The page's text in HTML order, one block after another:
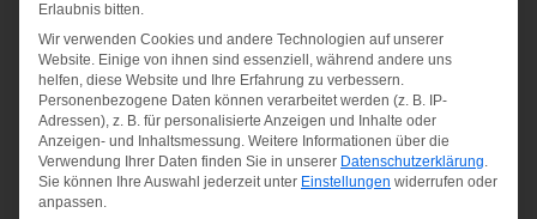
Erlaubnis bitten.
Wir verwenden Cookies und andere Technologien auf unserer
Website. Einige von ihnen sind essenziell, während andere uns
helfen, diese Website und Ihre Erfahrung zu verbessern.
Personenbezogene Daten können verarbeitet werden (z. B. IP-
Adressen), z. B. für personalisierte Anzeigen und Inhalte oder
Anzeigen- und Inhaltsmessung. Weitere Informationen über die
Verwendung Ihrer Daten finden Sie in unserer Datenschutzerklärung.
Sie können Ihre Auswahl jederzeit unter Einstellungen widerrufen oder
anpassen.